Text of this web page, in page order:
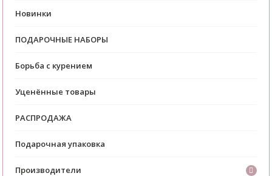
Новинки
ПОДАРОЧНЫЕ НАБОРЫ
Борьба с курением
Уценённые товары
РАСПРОДАЖА
Подарочная упаковка
Производители